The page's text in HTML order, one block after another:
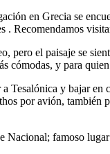
en Grecia se
. Recomendamos
pero el paisaje se
cómodas, y para
Tesalónica y bajar
por avión,
Nacional; famoso